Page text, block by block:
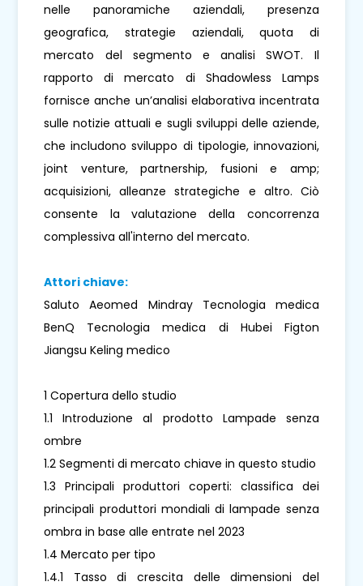
nelle panoramiche aziendali, presenza
geografica, strategie aziendali, quota di
mercato del segmento e analisi SWOT. Il
rapporto di mercato di Shadowless Lamps
fornisce anche un’analisi elaborativa incentrata
sulle notizie attuali e sugli sviluppi delle aziende,
che includono sviluppo di tipologie, innovazioni,
joint venture, partnership, fusioni e amp;
acquisizioni, alleanze strategiche e altro. Ciò
consente la valutazione della concorrenza
complessiva all'interno del mercato.
Attori chiave:
Saluto Aeomed Mindray Tecnologia medica
BenQ Tecnologia medica di Hubei Figton
Jiangsu Keling medico
1 Copertura dello studio
1.1 Introduzione al prodotto Lampade senza
ombre
1.2 Segmenti di mercato chiave in questo studio
1.3 Principali produttori coperti: classifica dei
principali produttori mondiali di lampade senza
ombra in base alle entrate nel 2023
1.4 Mercato per tipo
1.4.1 Tasso di crescita delle dimensioni del